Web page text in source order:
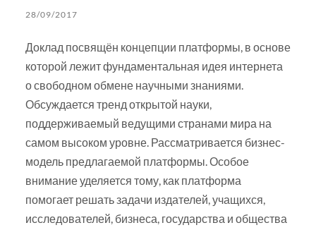
28/09/2017
Доклад посвящён концепции платформы, в основе
которой лежит фундаментальная идея интернета
о свободном обмене научными знаниями.
Обсуждается тренд открытой науки,
поддерживаемый ведущими странами мира на
самом высоком уровне. Рассматривается бизнес-
модель предлагаемой платформы. Особое
внимание уделяется тому, как платформа
помогает решать задачи издателей, учащихся,
исследователей, бизнеса, государства и общества